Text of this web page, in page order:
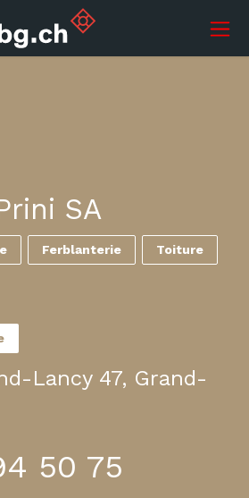
SA
Ferblanterie Toiture
Lancy 47, Grand-
50 75